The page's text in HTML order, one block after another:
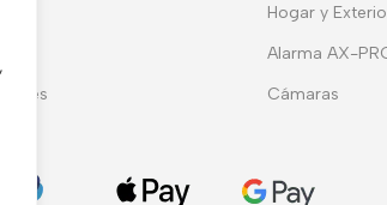
Hogar y
Alarma AX-
Cámaras